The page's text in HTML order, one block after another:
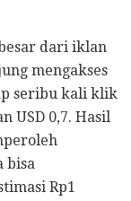
dari iklan
mengakses
seribu kali klik
USD 0,7. Hasil
bisa
Rp1